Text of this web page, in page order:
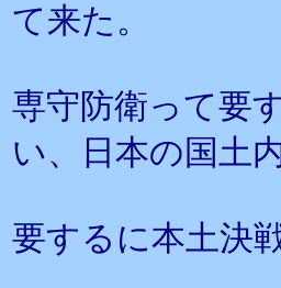
て来た。
専守防衛って要
い、日本の国土
要するに本土決